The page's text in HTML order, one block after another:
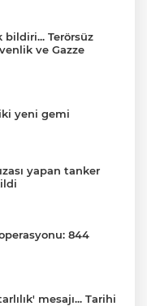
bildiri... Terörsüz
ve Gazze
yeni gemi
yapan tanker
844
mesajı... Tarihi